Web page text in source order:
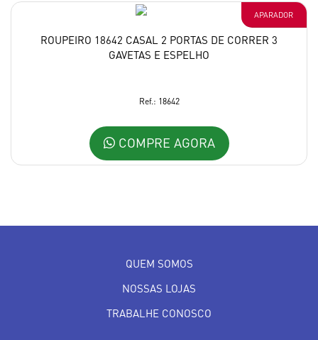
APARADOR
ROUPEIRO 18642 CASAL 2 PORTAS DE CORRER 3
GAVETAS E ESPELHO
Ref.: 18642
COMPRE AGORA
QUEM SOMOS
NOSSAS LOJAS
TRABALHE CONOSCO